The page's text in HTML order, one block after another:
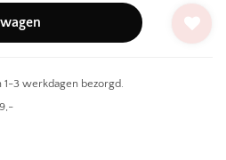
3 werkdagen bezorgd.